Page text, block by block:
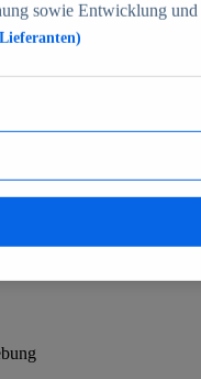
70+
sowie Entwicklung